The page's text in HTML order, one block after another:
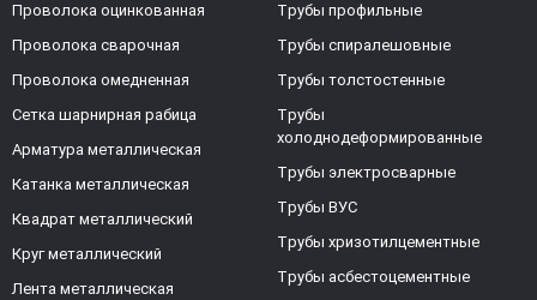
Проволока оцинкованная
Проволока сварочная
Проволока омедненная
Сетка шарнирная рабица
Арматура металлическая
Катанка металлическая
Квадрат металлический
Круг металлический
Лента металлическая
Трубы профильные
Трубы спиралешовные
Трубы толстостенные
Трубы
холоднодеформированные
Трубы электросварные
Трубы ВУС
Трубы хризотилцементные
Трубы асбестоцементные